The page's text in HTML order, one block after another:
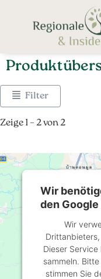
Filter
Zeige 1 – 2 von 2
Wir
den
Wir
Dieser
sammeln.
stimmen Sie